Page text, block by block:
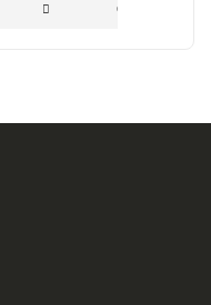
CITEȘTE MAI